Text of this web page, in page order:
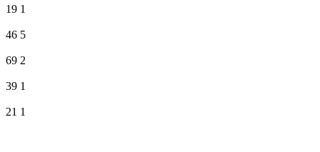
19 1
46 5
69 2
39 1
21 1